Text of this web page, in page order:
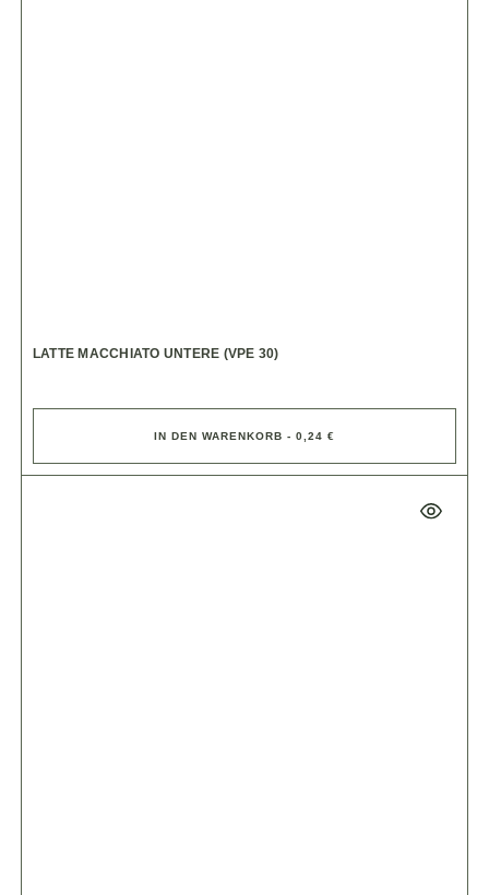
LATTE MACCHIATO UNTERE (VPE 30)
IN DEN WARENKORB - 0,24 €